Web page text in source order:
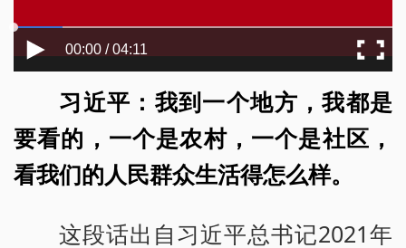
00:00 / 04:11
习近平：我到一个地方，我都是
要看的，一个是农村，一个是社区，
看我们的人民群众生活得怎么样。
这段话出自习近平总书记2021年